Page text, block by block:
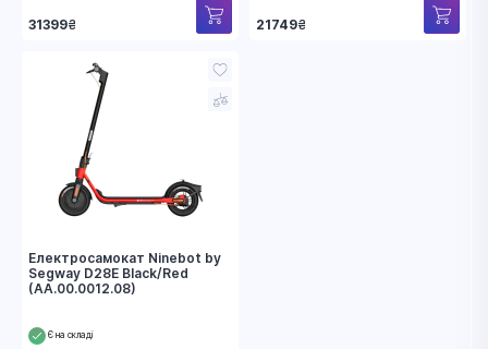
31399₴ 21749₴
Електросамокат Ninebot by
Segway D28E Black/Red
(AA.00.0012.08)
Є на складі